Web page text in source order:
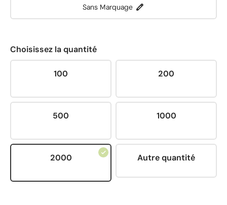
Sans Marquage
Choisissez la quantité
100 200
500 1000
2000 Autre quantité